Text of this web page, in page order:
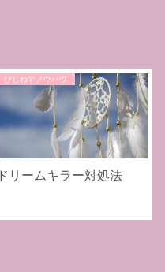
びじねすノウハウ
ドリームキラー対処法